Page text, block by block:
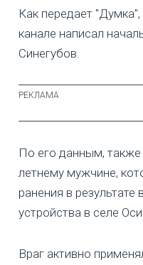
Как передает
канале написал
Синегубов.
По его данным,
летнему мужчине,
ранения в результате
устройства в селе
Враг активно